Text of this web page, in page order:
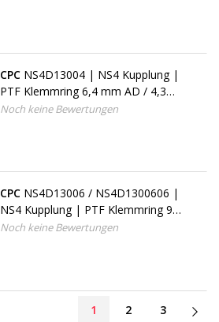
CPC NS4D13004 | NS4 Kupplung |
PTF Klemmring 6,4 mm AD / 4,3
mm ID
Noch keine Bewertungen
CPC NS4D13006 / NS4D1300606 |
NS4 Kupplung | PTF Klemmring 9,5
mm AD / 6,4 mm ID
Noch keine Bewertungen
1 2 3